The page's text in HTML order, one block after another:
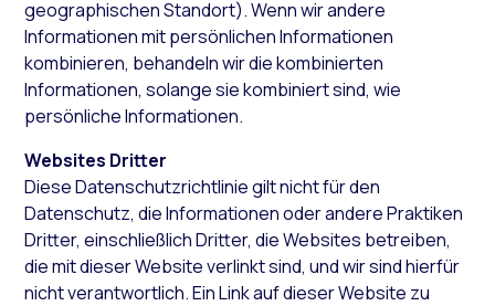
geographischen Standort). Wenn wir andere
Informationen mit persönlichen Informationen
kombinieren, behandeln wir die kombinierten
Informationen, solange sie kombiniert sind, wie
persönliche Informationen.
Websites Dritter
Diese Datenschutzrichtlinie gilt nicht für den
Datenschutz, die Informationen oder andere Praktiken
Dritter, einschließlich Dritter, die Websites betreiben,
die mit dieser Website verlinkt sind, und wir sind hierfür
nicht verantwortlich. Ein Link auf dieser Website zu